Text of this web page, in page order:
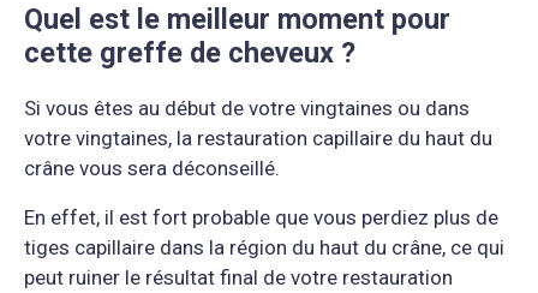
Quel est le meilleur moment pour
cette greffe de cheveux ?
Si vous êtes au début de votre vingtaines ou dans
votre vingtaines, la restauration capillaire du haut du
crâne vous sera déconseillé.
En effet, il est fort probable que vous perdiez plus de
tiges capillaire dans la région du haut du crâne, ce qui
peut ruiner le résultat final de votre restauration